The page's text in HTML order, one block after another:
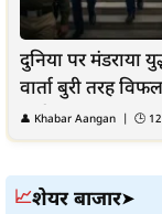
दुनिया पर
वार्ता बुरी तरह
भारी...
👤 Khabar Aangan | 🕒
📈शेयर बाजार➤